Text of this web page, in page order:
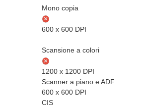
Mono copia
600 x 600 DPI
Scansione a colori
1200 x 1200 DPI
Scanner a piano e ADF
600 x 600 DPI
CIS